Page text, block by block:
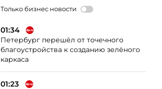
Только бизнес новости
01:34
Петербург перешёл от точечного
благоустройства к созданию зелёного
каркаса
01:23